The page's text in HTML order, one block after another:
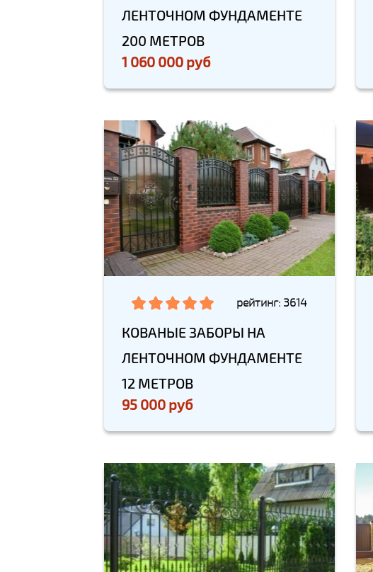
ЛЕНТОЧНОМ ФУНДАМЕНТЕ
200 МЕТРОВ
1 060 000 руб
рейтинг: 3614
КОВАНЫЕ ЗАБОРЫ НА
ЛЕНТОЧНОМ ФУНДАМЕНТЕ
12 МЕТРОВ
95 000 руб